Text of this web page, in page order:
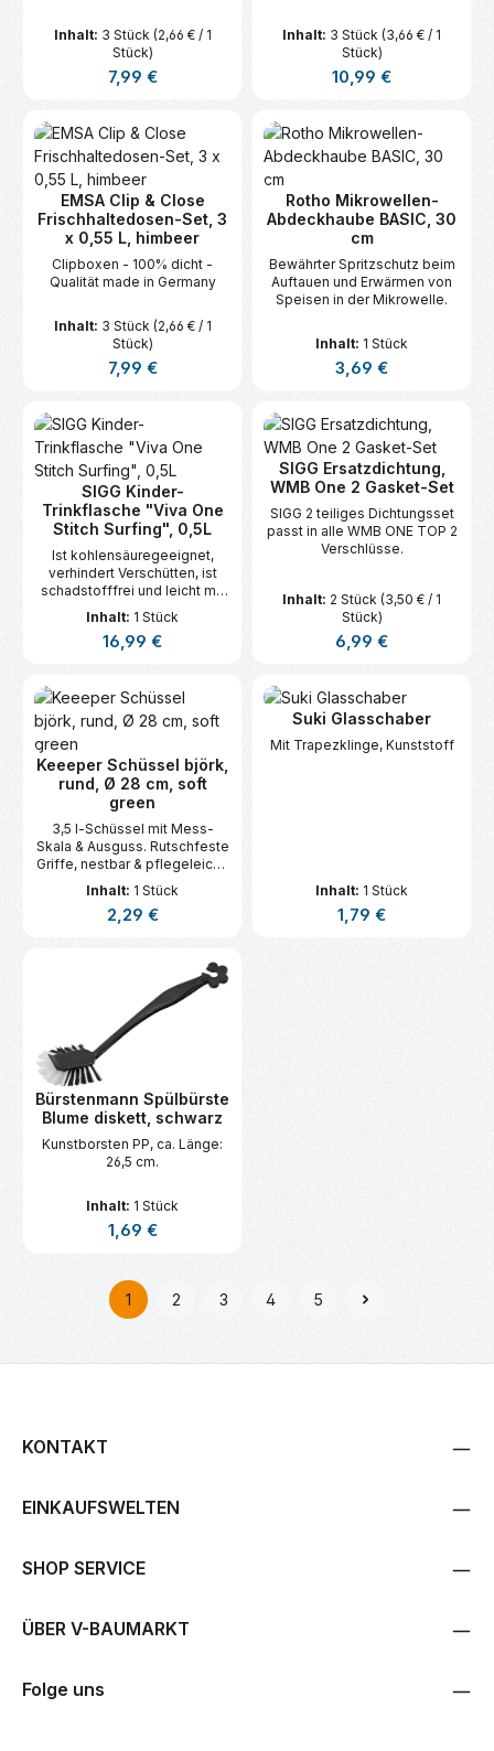
Inhalt: 3 Stück (2,66 € / 1
Stück)
Regulärer Preis:
7,99 €
Inhalt: 3 Stück (3,66 € / 1
Stück)
Regulärer Preis:
10,99 €
EMSA Clip & Close
Frischhaltedosen-Set, 3
x 0,55 L, himbeer
Clipboxen - 100% dicht -
Qualität made in Germany
Inhalt: 3 Stück (2,66 € / 1
Stück)
Regulärer Preis:
7,99 €
Rotho Mikrowellen-
Abdeckhaube BASIC, 30
cm
Bewährter Spritzschutz beim
Auftauen und Erwärmen von
Speisen in der Mikrowelle.
Inhalt: 1 Stück
Regulärer Preis:
3,69 €
SIGG Kinder-
Trinkflasche "Viva One
Stitch Surfing", 0,5L
Ist kohlensäuregeeignet,
verhindert Verschütten, ist
schadstofffrei und leicht mit
Inhalt: 1 Stück
Regulärer Preis:
16,99 €
SIGG Ersatzdichtung,
WMB One 2 Gasket-Set
SIGG 2 teiliges Dichtungsset
passt in alle WMB ONE TOP 2
Verschlüsse.
Inhalt: 2 Stück (3,50 € / 1
Stück)
Regulärer Preis:
6,99 €
Keeeper Schüssel björk,
rund, Ø 28 cm, soft
green
3,5 l-Schüssel mit Mess-
Skala & Ausguss. Rutschfeste
Griffe, nestbar & pflegeleicht.
Einweichen, Fußbad &
Camping.
Inhalt: 1 Stück
Regulärer Preis:
2,29 €
Suki Glasschaber
Mit Trapezklinge, Kunststoff
Inhalt: 1 Stück
Regulärer Preis:
1,79 €
Bürstenmann Spülbürste
Blume diskett, schwarz
Kunstborsten PP, ca. Länge:
26,5 cm.
Inhalt: 1 Stück
Regulärer Preis:
1,69 €
Seite
1
Seite
2
Seite
3
Seite
4
Seite
5
KONTAKT
EINKAUFSWELTEN
SHOP SERVICE
ÜBER V-BAUMARKT
Folge uns